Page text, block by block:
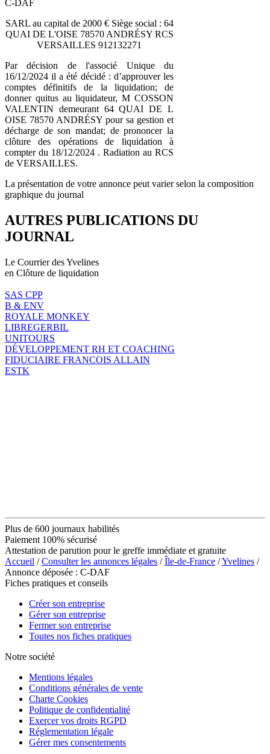
C-DAF
SARL au capital de 2000 € Siège social : 64
QUAI DE L'OISE 78570 ANDRÉSY RCS
VERSAILLES 912132271
Par décision de l'associé Unique du
16/12/2024 il a été décidé : d’approuver les
comptes définitifs de la liquidation; de
donner quitus au liquidateur, M COSSON
VALENTIN demeurant 64 QUAI DE L
OISE 78570 ANDRÉSY pour sa gestion et
décharge de son mandat; de prononcer la
clôture des opérations de liquidation à
compter du 18/12/2024 . Radiation au RCS
de VERSAILLES.
La présentation de votre annonce peut varier selon la composition
graphique du journal
AUTRES PUBLICATIONS DU
JOURNAL
Le Courrier des Yvelines
en Clôture de liquidation
SAS CPP
B & ENV
ROYALE MONKEY
LIBREGERBIL
UNITOURS
DÉVELOPPEMENT RH ET COACHING
FIDUCIAIRE FRANCOIS ALLAIN
ESTK
Plus de 600 journaux habilités
Paiement 100% sécurisé
Attestation de parution pour le greffe immédiate et gratuite
Accueil /Consulter les annonces légales /Île-de-France /Yvelines /
Annonce déposée : C-DAF
Fiches pratiques et conseils
Créer son entreprise
Gérer son entreprise
Fermer son entreprise
Toutes nos fiches pratiques
Notre société
Mentions légales
Conditions générales de vente
Charte Cookies
Politique de confidentialité
Exercer vos droits RGPD
Réglementation légale
Gérer mes consentements